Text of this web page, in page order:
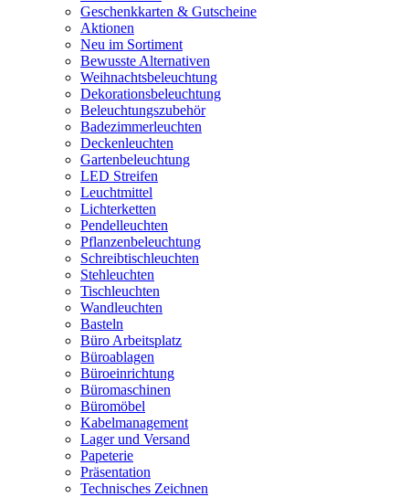
Geschenkkarten & Gutscheine
Aktionen
Neu im Sortiment
Bewusste Alternativen
Weihnachtsbeleuchtung
Dekorationsbeleuchtung
Beleuchtungszubehör
Badezimmerleuchten
Deckenleuchten
Gartenbeleuchtung
LED Streifen
Leuchtmittel
Lichterketten
Pendelleuchten
Pflanzenbeleuchtung
Schreibtischleuchten
Stehleuchten
Tischleuchten
Wandleuchten
Basteln
Büro Arbeitsplatz
Büroablagen
Büroeinrichtung
Büromaschinen
Büromöbel
Kabelmanagement
Lager und Versand
Papeterie
Präsentation
Technisches Zeichnen